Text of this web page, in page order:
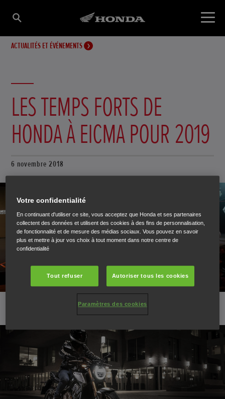
ACTUALITÉS ET ÉVÉNEMENTS
LES TEMPS FORTS DE
HONDA À EICMA POUR 2019
6 novembre 2018
Votre confidentialité
En continuant d'utiliser ce site, vous acceptez que Honda et ses partenaires
collectent des données et utilisent des cookies à des fins de personnalisation,
de fonctionnalité et de mesure des médias sociaux. Vous pouvez en savoir
plus et mettre à jour vos choix à tout moment dans notre centre de
confidentialité
Tout refuser Autoriser tous les cookies
Paramètres des cookies